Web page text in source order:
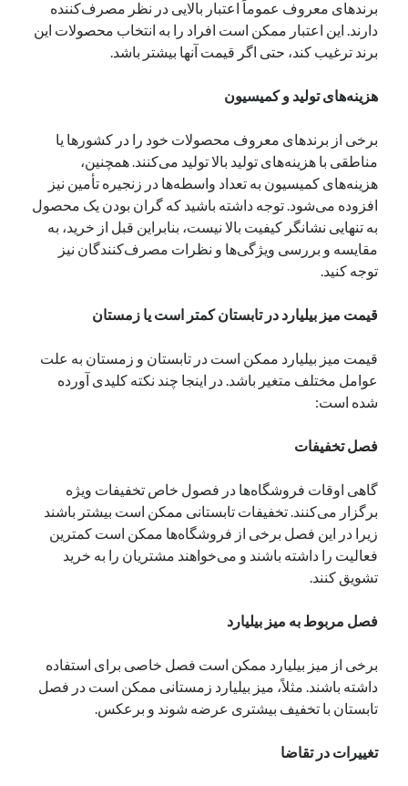
برندهای معروف عموماً اعتبار بالایی در نظر مصرف‌کننده
دارند. این اعتبار ممکن است افراد را به انتخاب محصولات این
برند ترغیب کند، حتی اگر قیمت آنها بیشتر باشد.
هزینه‌های تولید و کمیسیون
برخی از برندهای معروف محصولات خود را در کشورها یا
مناطقی با هزینه‌های تولید بالا تولید می‌کنند. همچنین،
هزینه‌های کمیسیون به تعداد واسطه‌ها در زنجیره تأمین نیز
افزوده می‌شود. توجه داشته باشید که گران بودن یک محصول
به تنهایی نشانگر کیفیت بالا نیست، بنابراین قبل از خرید، به
مقایسه و بررسی ویژگی‌ها و نظرات مصرف‌کنندگان نیز
توجه کنید.
قیمت میز بیلیارد در تابستان کمتر است یا زمستان
قیمت میز بیلیارد ممکن است در تابستان و زمستان به علت
عوامل مختلف متغیر باشد. در اینجا چند نکته کلیدی آورده
شده است:
فصل تخفیفات
گاهی اوقات فروشگاه‌ها در فصول خاص تخفیفات ویژه
برگزار می‌کنند. تخفیفات تابستانی ممکن است بیشتر باشند
زیرا در این فصل برخی از فروشگاه‌ها ممکن است کمترین
فعالیت را داشته باشند و می‌خواهند مشتریان را به خرید
تشویق کنند.
فصل مربوط به میز بیلیارد
برخی از میز بیلیارد ممکن است فصل خاصی برای استفاده
داشته باشند. مثلاً، میز بیلیارد زمستانی ممکن است در فصل
تابستان با تخفیف بیشتری عرضه شوند و برعکس.
تغییرات در تقاضا